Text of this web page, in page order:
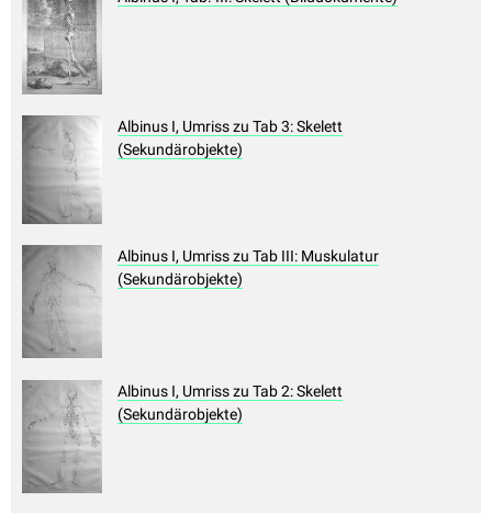
Albinus I, Umriss zu Tab 3: Skelett
(Sekundärobjekte)
Albinus I, Umriss zu Tab III: Muskulatur
(Sekundärobjekte)
Albinus I, Umriss zu Tab 2: Skelett
(Sekundärobjekte)